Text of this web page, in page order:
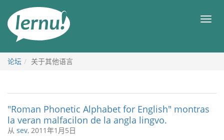
目
论坛 关于其他语言
"Roman Phonetic Alphabet for English" montras
la veran malfacilon de la angla lingvo.
从 sev, 2011年1月5日